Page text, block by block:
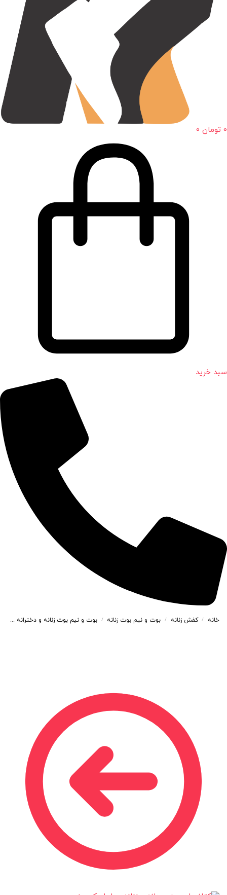
0 تومان 0
سبد خرید
خانه / کفش زنانه / بوت و نیم بوت زنانه / بوت و نیم بوت زنانه و دخترانه مدل بغل زیپ رنگ قهوه ای کد M900